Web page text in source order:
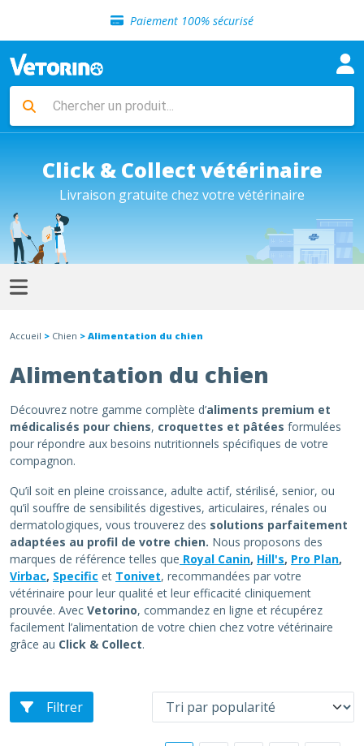
Paiement 100% sécurisé
Livraison gratuite en clinique vétérinaire
Sélection de croquettes vétérinaire
Livraison gratuite en clinique vétérinaire
Retour gratuit en clinique
Click & Collect vétérinaire
Livraison gratuite chez votre vétérinaire
Accueil > Chien > Alimentation du chien
Alimentation du chien
Découvrez notre gamme complète d’aliments premium et
médicalisés pour chiens, croquettes et pâtées formulées
pour répondre aux besoins nutritionnels spécifiques de votre
compagnon.
Qu’il soit en pleine croissance, adulte actif, stérilisé, senior, ou
qu’il souffre de sensibilités digestives, articulaires, rénales ou
dermatologiques, vous trouverez des solutions parfaitement
adaptées au profil de votre chien. Nous proposons des
marques de référence telles que Royal Canin, Hill's, Pro Plan,
Virbac, Specific et Tonivet, recommandées par votre
vétérinaire pour leur qualité et leur efficacité cliniquement
prouvée. Avec Vetorino, commandez en ligne et récupérez
facilement l’alimentation de votre chien chez votre vétérinaire
grâce au Click & Collect.
Filtrer